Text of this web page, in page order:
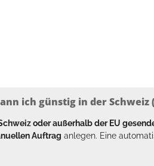
ich günstig in der
oder außerhalb der EU
Auftrag anlegen. Eine